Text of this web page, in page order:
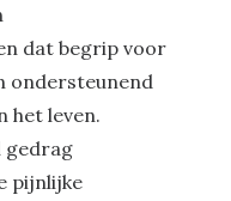
dat begrip voor
ondersteunend
het leven.
gedrag
pijnlijke